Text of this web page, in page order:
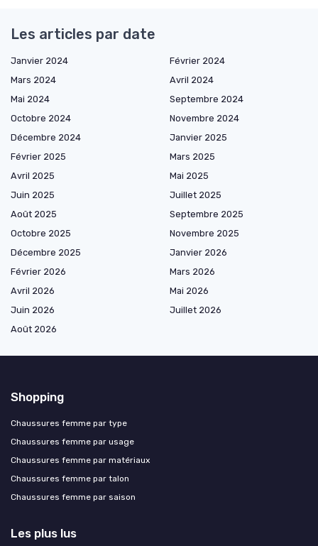
Les articles par date
Janvier 2024
Février 2024
Mars 2024
Avril 2024
Mai 2024
Septembre 2024
Octobre 2024
Novembre 2024
Décembre 2024
Janvier 2025
Février 2025
Mars 2025
Avril 2025
Mai 2025
Juin 2025
Juillet 2025
Août 2025
Septembre 2025
Octobre 2025
Novembre 2025
Décembre 2025
Janvier 2026
Février 2026
Mars 2026
Avril 2026
Mai 2026
Juin 2026
Juillet 2026
Août 2026
Shopping
Chaussures femme par type
Chaussures femme par usage
Chaussures femme par matériaux
Chaussures femme par talon
Chaussures femme par saison
Les plus lus